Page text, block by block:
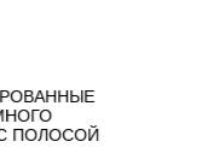
ПОЛОСОЙ